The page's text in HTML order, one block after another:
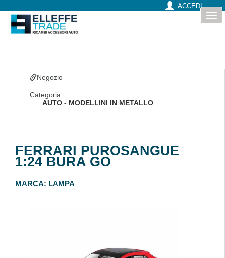
ACCEDI
Negozio
Categoria:
AUTO - MODELLINI IN METALLO
FERRARI PUROSANGUE
1:24 BURA GO
MARCA: LAMPA